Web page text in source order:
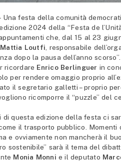
Una festa della comunità
2024 della “Festa de
che, dal 15 al 23
Mattia Loutfi, responsabile
dopo la pausa dell’anno
ricordare Enrico Berlinguer in
per rendere omaggio proprio
il segretario galletti – proprio
ricomporre il “puzzle” del
di questa edizione della festa ci
il trasporto pubblico. Momenti
e ovviamente non mancherà il
sostenibile” sarà il tema del
Monia Monni e il deputato